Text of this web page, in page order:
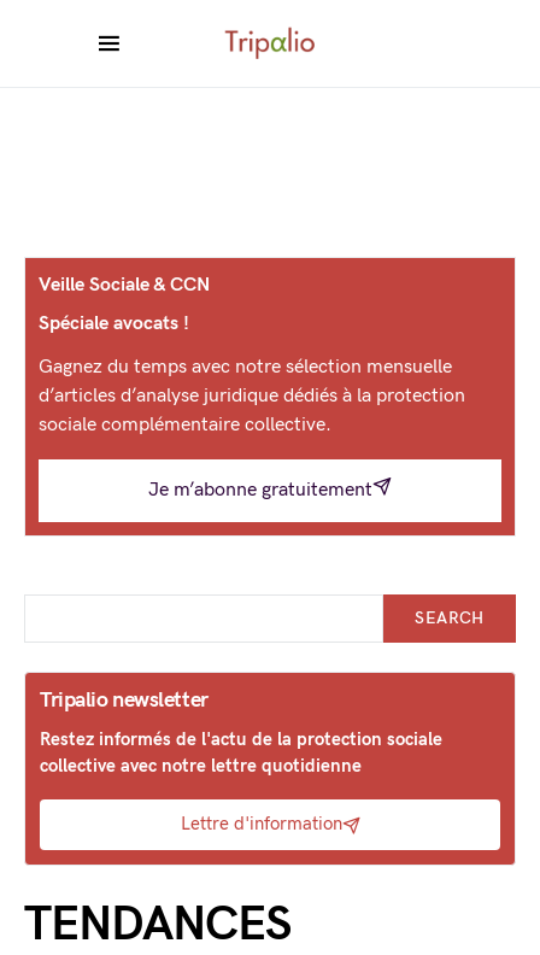
Veille Sociale & CCN
Spéciale avocats !
Gagnez du temps avec notre sélection mensuelle
d’articles d’analyse juridique dédiés à la protection
sociale complémentaire collective.
Je m’abonne gratuitement
SEARCH
Tripalio newsletter
Restez informés de l'actu de la protection sociale
collective avec notre lettre quotidienne
Lettre d'information
TENDANCES